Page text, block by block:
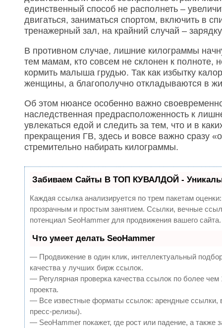
единственный способ не располнеть –
двигаться, заниматься спортом, включить в
тренажерный зал, на крайний случай –
В противном случае, лишние килограммы
тем мамам, кто совсем не склонен к полноте,
кормить малыша грудью. Так как избытку
женщины, а благополучно откладываются в
Об этом нюансе особенно важно
наследственная предрасположенность к
увлекаться едой и следить за тем, что и в
прекращения ГВ, здесь и вовсе важно сразу
стремительно набирать килограммы.
Забиваем Сайты В ТОП КУВАЛДОЙ -
Каждая ссылка анализируется по трем пакетам
прозрачным и простым занятием. Ссылки, вечные
потенциал SeoHammer для продвижения вашего сайта.
Что умеет делать SeoHammer
— Продвижение в один клик, интеллектуальный
качества у лучших бирж ссылок.
— Регулярная проверка качества ссылок по более
проекта.
— Все известные форматы ссылок: арендные ссылки,
пресс-релизы).
— SeoHammer покажет, где рост или падение, а также